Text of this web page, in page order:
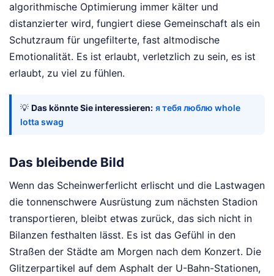
algorithmische Optimierung immer kälter und
distanzierter wird, fungiert diese Gemeinschaft als ein
Schutzraum für ungefilterte, fast altmodische
Emotionalität. Es ist erlaubt, verletzlich zu sein, es ist
erlaubt, zu viel zu fühlen.
💡 Das könnte Sie interessieren: я тебя люблю whole
lotta swag
Das bleibende Bild
Wenn das Scheinwerferlicht erlischt und die Lastwagen
die tonnenschwere Ausrüstung zum nächsten Stadion
transportieren, bleibt etwas zurück, das sich nicht in
Bilanzen festhalten lässt. Es ist das Gefühl in den
Straßen der Städte am Morgen nach dem Konzert. Die
Glitzerpartikel auf dem Asphalt der U-Bahn-Stationen,